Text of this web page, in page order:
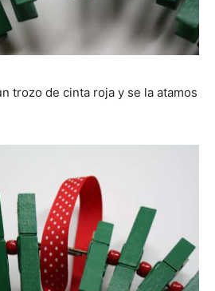
trozo de cinta roja y se la atamos